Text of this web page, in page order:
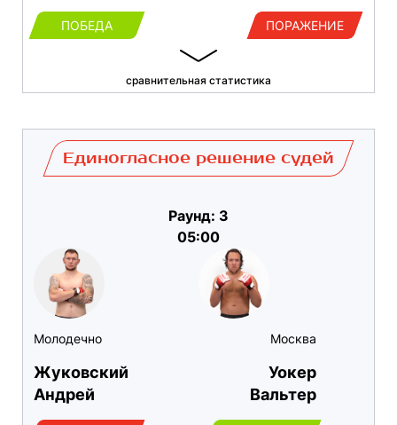
ПОБЕДА ПОРАЖЕНИЕ
сравнительная статистика
Молодечно
Жуковский
Андрей
Единогласное решение судей
Раунд: 3
05:00
Москва
Уокер
Вальтер